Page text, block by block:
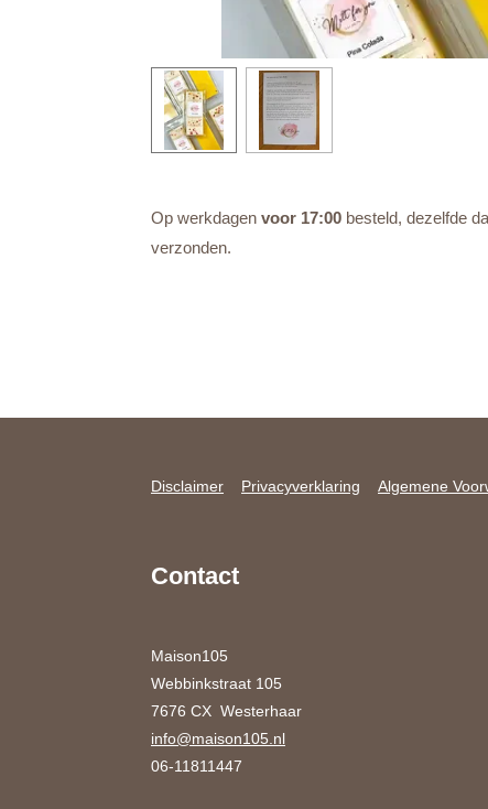
Op werkdagen voor 17:00 besteld, dezelfde
verzonden.
Disclaimer Privacyverklaring Algemene
Contact
Maison105
Webbinkstraat 105
7676 CX Westerhaar
info@maison105.nl
06-11811447